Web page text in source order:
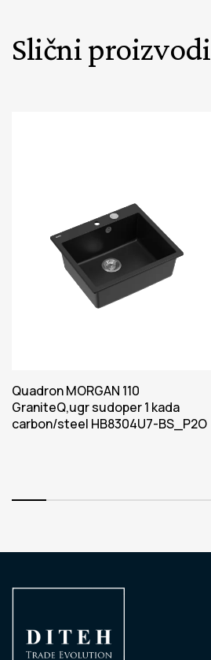
Slični proizvodi
Quadron MORGAN 110
GraniteQ,ugr sudoper 1 kada
carbon/steel HB8304U7-BS_P2O